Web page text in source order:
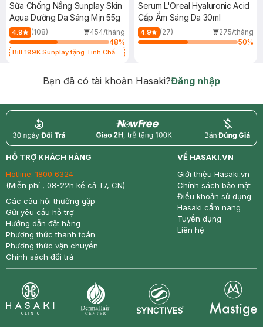
Sữa Chống Nắng Sunplay Skin
Aqua Dưỡng Da Sáng Mịn 55g
4.9 (108)
454/tháng
48%
Bill 199K Sunplay tặng Tinh Chất
Serum L'Oreal Hyaluronic Acid
Cấp Ẩm Sáng Da 30ml
4.9 (27)
275/tháng
50%
Bạn đã có tài khoản Hasaki?Đăng nhập
return nowfree price
HỖ TRỢ KHÁCH HÀNG
Hotline: 1800 6324
(Miễn phí , 08-22h kể cả T7, CN)
Các câu hỏi thường gặp
Gửi yêu cầu hỗ trợ
Hướng dẫn đặt hàng
Phương thức thanh toán
Phương thức vận chuyển
Chính sách đổi trả
VỀ HASAKI.VN
Giới thiệu Hasaki.vn
Chính sách bảo mật
Điều khoản sử dụng
Hasaki cẩm nang
Tuyển dụng
Liên hệ